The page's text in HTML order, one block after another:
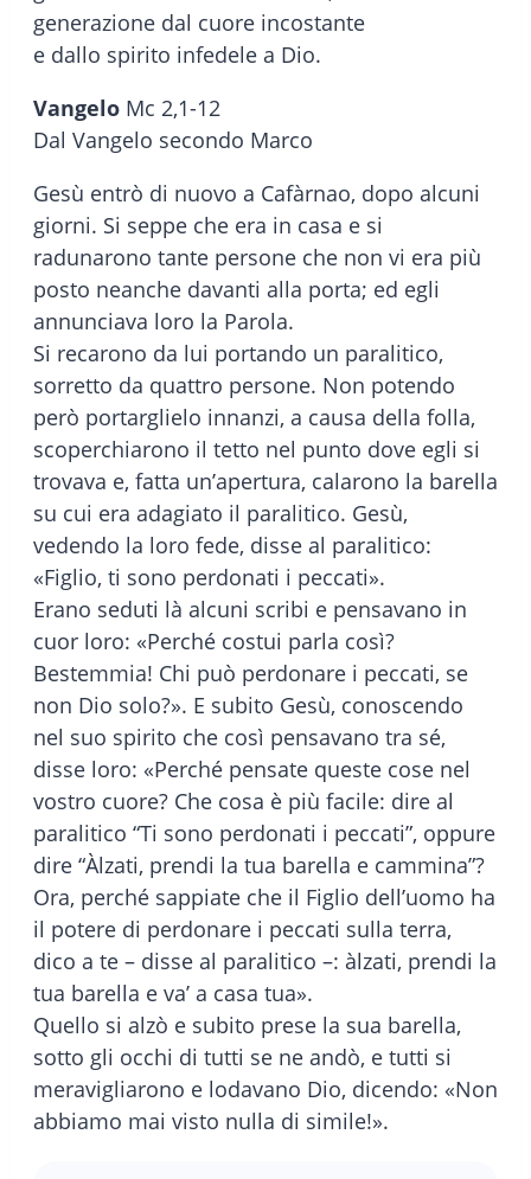
generazione dal cuore incostante
e dallo spirito infedele a Dio.
Vangelo Mc 2,1-12
Dal Vangelo secondo Marco
Gesù entrò di nuovo a Cafàrnao, dopo alcuni
giorni. Si seppe che era in casa e si
radunarono tante persone che non vi era più
posto neanche davanti alla porta; ed egli
annunciava loro la Parola.
Si recarono da lui portando un paralitico,
sorretto da quattro persone. Non potendo
però portarglielo innanzi, a causa della folla,
scoperchiarono il tetto nel punto dove egli si
trovava e, fatta un’apertura, calarono la barella
su cui era adagiato il paralitico. Gesù,
vedendo la loro fede, disse al paralitico:
«Figlio, ti sono perdonati i peccati».
Erano seduti là alcuni scribi e pensavano in
cuor loro: «Perché costui parla così?
Bestemmia! Chi può perdonare i peccati, se
non Dio solo?». E subito Gesù, conoscendo
nel suo spirito che così pensavano tra sé,
disse loro: «Perché pensate queste cose nel
vostro cuore? Che cosa è più facile: dire al
paralitico “Ti sono perdonati i peccati”, oppure
dire “Àlzati, prendi la tua barella e cammina”?
Ora, perché sappiate che il Figlio dell’uomo ha
il potere di perdonare i peccati sulla terra,
dico a te – disse al paralitico –: àlzati, prendi la
tua barella e va’ a casa tua».
Quello si alzò e subito prese la sua barella,
sotto gli occhi di tutti se ne andò, e tutti si
meravigliarono e lodavano Dio, dicendo: «Non
abbiamo mai visto nulla di simile!».